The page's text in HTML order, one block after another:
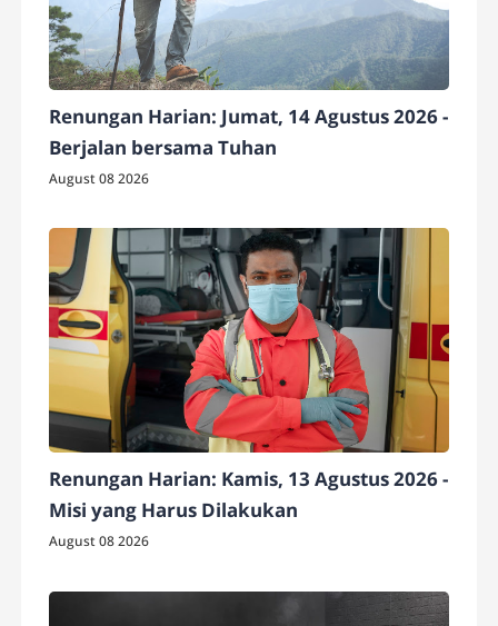
Renungan Harian: Jumat, 14 Agustus 2026 -
Berjalan bersama Tuhan
August 08 2026
Renungan Harian: Kamis, 13 Agustus 2026 -
Misi yang Harus Dilakukan
August 08 2026